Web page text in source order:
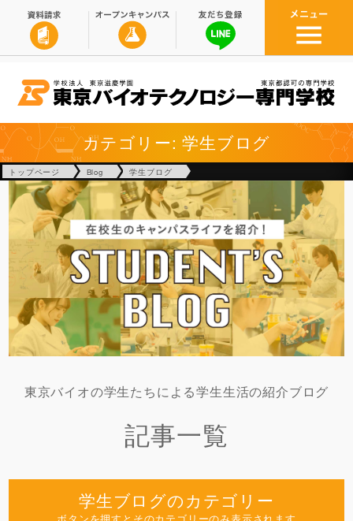
カテゴリー: 学生ブログ
トップページ Blog 学生ブログ
東京バイオの学生たちによる学生生活の紹介ブログ
記事一覧
学生ブログのカテゴリー